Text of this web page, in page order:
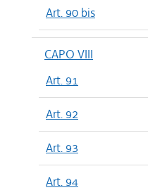
Art. 90 bis
CAPO VIII
Art. 91
Art. 92
Art. 93
Art. 94